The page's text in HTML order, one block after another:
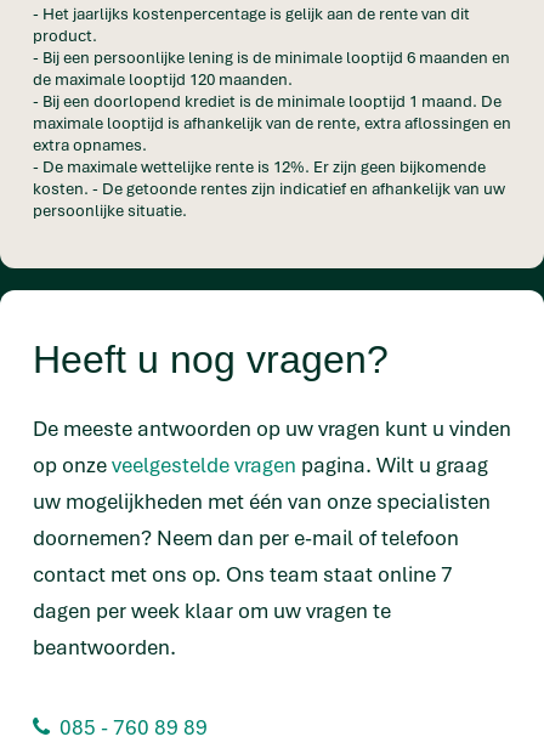
- Het jaarlijks kostenpercentage is gelijk aan de rente van dit
product.
- Bij een persoonlijke lening is de minimale looptijd 6 maanden en
de maximale looptijd 120 maanden.
- Bij een doorlopend krediet is de minimale looptijd 1 maand. De
maximale looptijd is afhankelijk van de rente, extra aflossingen en
extra opnames.
- De maximale wettelijke rente is 12%. Er zijn geen bijkomende
kosten. - De getoonde rentes zijn indicatief en afhankelijk van uw
persoonlijke situatie.
Heeft u nog vragen?
De meeste antwoorden op uw vragen kunt u vinden
op onzeveelgestelde vragen pagina. Wilt u graag
uw mogelijkheden met één van onze specialisten
doornemen? Neem dan per e-mail of telefoon
contact met ons op. Ons team staat online 7
dagen per week klaar om uw vragen te
beantwoorden.
085 - 760 89 89